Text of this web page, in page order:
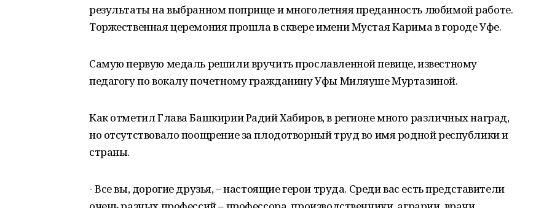
результаты на выбранном поприще и многолетняя преданность любимой работе.
Торжественная церемония прошла в сквере имени Мустая Карима в городе Уфе.
Самую первую медаль решили вручить прославленной певице, известному
педагогу по вокалу почетному гражданину Уфы Миляуше Муртазиной.
Как отметил Глава Башкирии Радий Хабиров, в регионе много различных наград,
но отсутствовало поощрение за плодотворный труд во имя родной республики и
страны.
- Все вы, дорогие друзья, – настоящие герои труда. Среди вас есть представители